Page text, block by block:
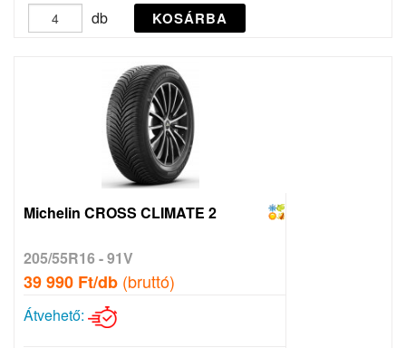
db KOSÁRBA
Michelin CROSS CLIMATE 2
205/55R16 - 91V
39 990 Ft/db (bruttó)
Átvehető: